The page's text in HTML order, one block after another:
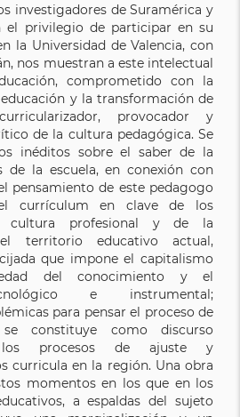
investigadores de Suramérica y
el privilegio de participar en su
la Universidad de Valencia, con
nos muestran a este intelectual
comprometido con la
y la transformación de
provocador y
de la cultura pedagógica. Se
inéditos sobre el saber de la
de la escuela, en conexión con
pensamiento de este pedagogo
currículum en clave de los
cultura profesional y de la
territorio educativo actual,
que impone el capitalismo
del conocimiento y el
e instrumental;
para pensar el proceso de
se constituye como discurso
los procesos de ajuste y
curricula en la región. Una obra
momentos en los que en los
a espaldas del sujeto